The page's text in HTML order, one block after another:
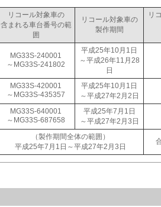
リコール対象車の
含まれる車台番号の範
囲
リコール対象車の
製作期間
リ
MG33S-240001
～MG33S-241802
平成25年10月1日
～平成26年11月28
日
MG33S-420001
～MG33S-435357
平成25年10月1日
～平成27年2月2日
MG33S-640001
～MG33S-687658
平成25年7月1日
～平成27年2月3日
（製作期間全体の範囲）
平成25年7月1日～平成27年2月3日